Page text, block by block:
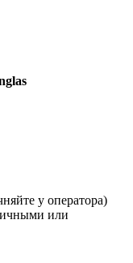
у оператора)
или